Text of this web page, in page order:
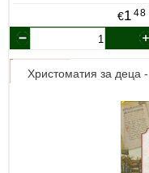
€1 48
Христоматия за деца